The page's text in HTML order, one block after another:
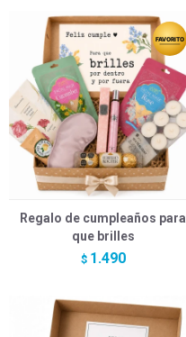
Regalo de cumpleaños para
que brilles
$ 1.490